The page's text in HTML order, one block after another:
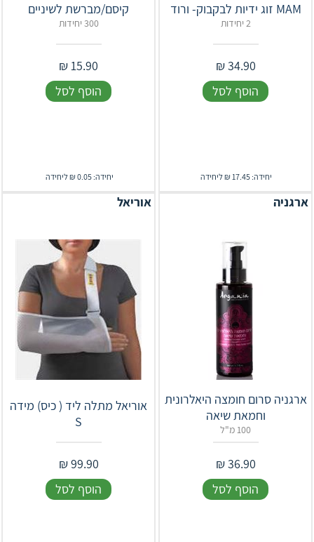
‎MAM זוג ידיות לבקבוק- ורוד
2 יחידות
34.90
₪
הוסף לסל
יחידה: 17.45 ₪ ליחידה
קיסם/מברשת לשיניים
300 יחידות
15.90
₪
הוסף לסל
יחידה: 0.05 ₪ ליחידה
ארגניה
ארגניה סרום חומצה היאלרונית
וחמאת שיאה
100 מ"ל
36.90
₪
הוסף לסל
אוריאל
אוריאל מתלה ליד ( כיס) מידה
S
99.90
₪
הוסף לסל